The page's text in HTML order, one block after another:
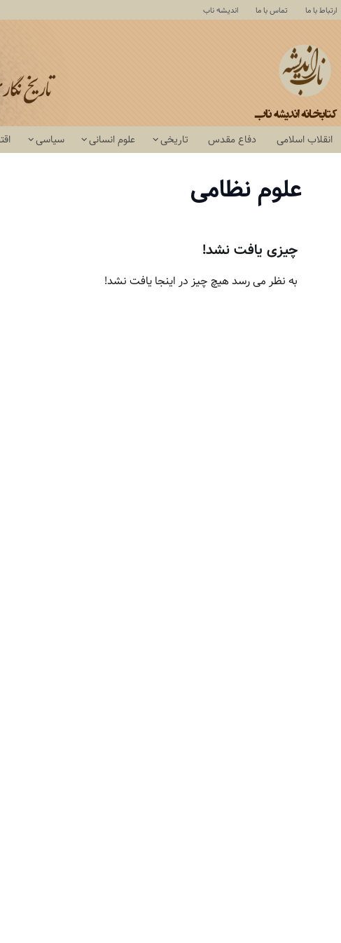
ارتباط با ما تماس با ما اندیشه ناب
انقلاب اسلامی دفاع مقدس تاریخی علوم انسانی سیاسی
علوم نظامی
چیزی یافت نشد!
به نظر می رسد هیچ چیز در اینجا یافت نشد!